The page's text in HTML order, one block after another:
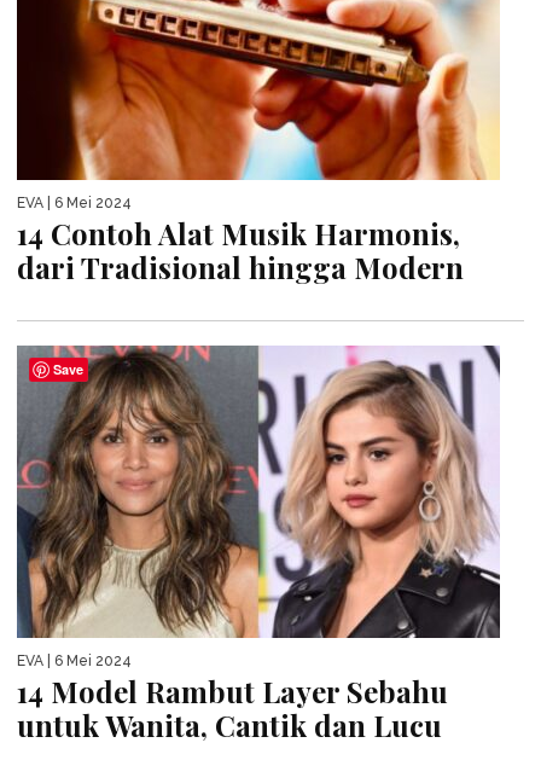
EVA | 6 Mei 2024
14 Contoh Alat Musik Harmonis,
dari Tradisional hingga Modern
EVA | 6 Mei 2024
14 Model Rambut Layer Sebahu
untuk Wanita, Cantik dan Lucu
Save